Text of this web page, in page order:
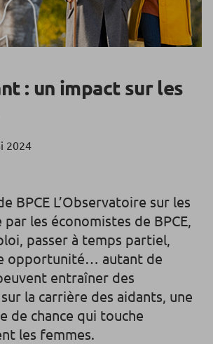
: un impact sur les
2024
BPCE L’Observatoire sur les
les économistes de BPCE,
passer à temps partiel,
opportunité… autant de
entraîner des
la carrière des aidants, une
de chance qui touche
les femmes.